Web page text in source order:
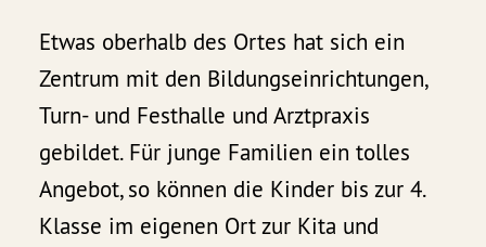
Etwas oberhalb des Ortes hat sich ein
Zentrum mit den Bildungseinrichtungen,
Turn- und Festhalle und Arztpraxis
gebildet. Für junge Familien ein tolles
Angebot, so können die Kinder bis zur 4.
Klasse im eigenen Ort zur Kita und